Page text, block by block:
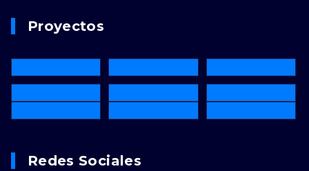
Proyectos
Redes Sociales